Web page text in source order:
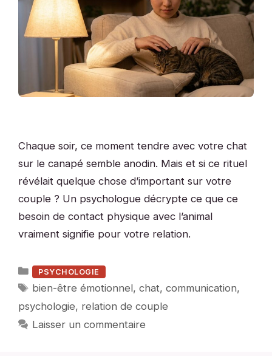
Chaque soir, ce moment tendre avec votre chat
sur le canapé semble anodin. Mais et si ce rituel
révélait quelque chose d’important sur votre
couple ? Un psychologue décrypte ce que ce
besoin de contact physique avec l’animal
vraiment signifie pour votre relation.
Catégories
PSYCHOLOGIE
Étiquettes
bien-être émotionnel,chat,communication,
psychologie, relation de couple
Laisser un commentaire